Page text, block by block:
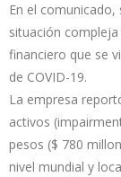
En el
situación
financiero que se
de COVID-19.
La empresa
activos
pesos ($ 780
nivel mundial y